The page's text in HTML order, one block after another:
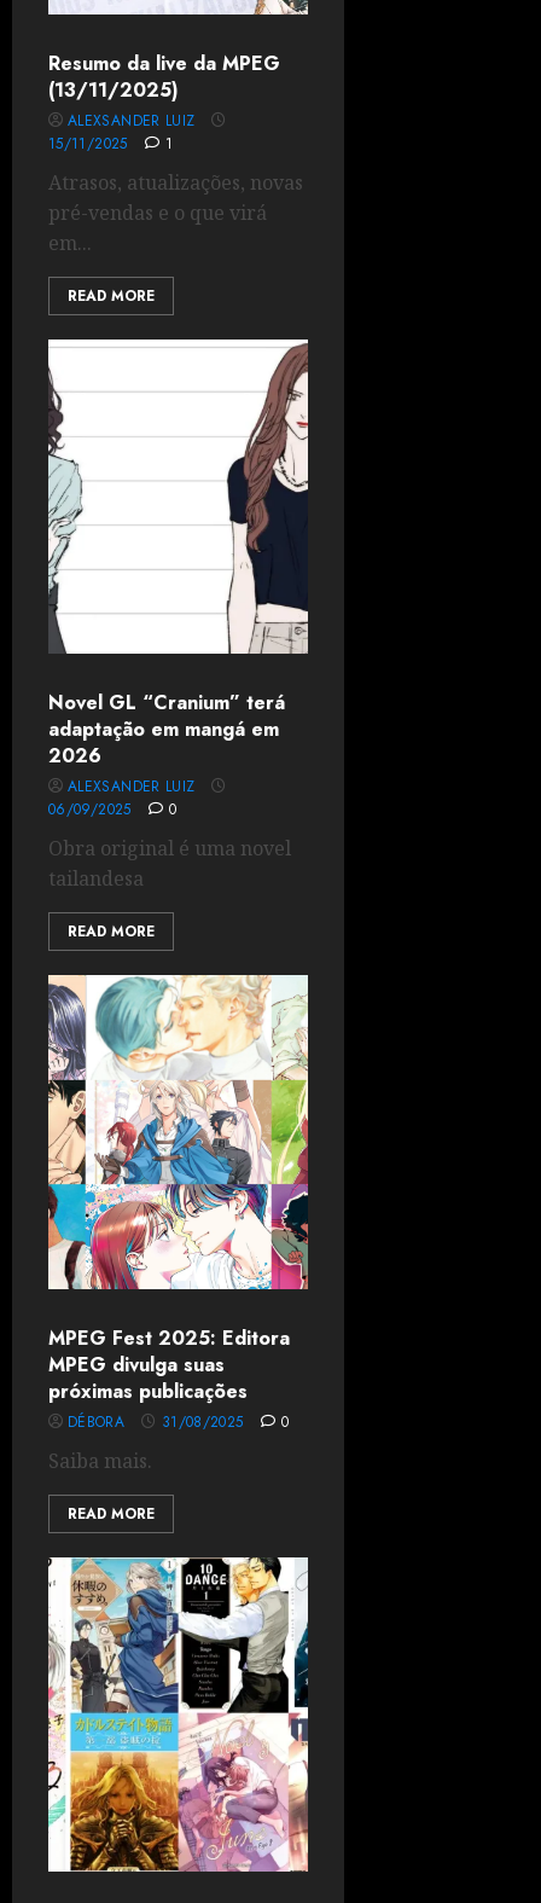
Resumo da live da MPEG
(13/11/2025)
ALEXSANDER LUIZ
15/11/2025
1
Atrasos, atualizações, novas
pré-vendas e o que virá
em...
READ MORE
Novel GL “Cranium” terá
adaptação em mangá em
2026
ALEXSANDER LUIZ
06/09/2025
0
Obra original é uma novel
tailandesa
READ MORE
MPEG Fest 2025: Editora
MPEG divulga suas
próximas publicações
DÉBORA 31/08/2025 0
Saiba mais.
READ MORE